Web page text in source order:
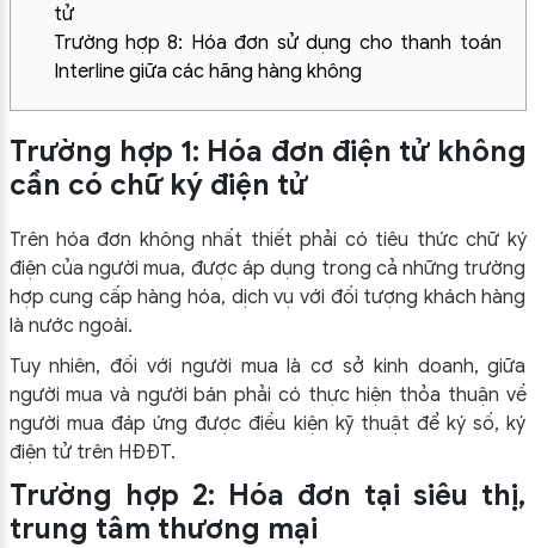
tử
Trường hợp 8: Hóa đơn sử dụng cho thanh toán
Interline giữa các hãng hàng không
Trường hợp 1: Hóa đơn điện tử không
cần có chữ ký điện tử
Trên hóa đơn không nhất thiết phải có tiêu thức chữ ký
điện của người mua, được áp dụng trong cả những trường
hợp cung cấp hàng hóa, dịch vụ với đối tượng khách hàng
là nước ngoài.
Tuy nhiên, đối với người mua là cơ sở kinh doanh, giữa
người mua và người bán phải có thực hiện thỏa thuận về
người mua đáp ứng được điều kiện kỹ thuật để ký số, ký
điện tử trên HĐĐT.
Trường hợp 2: Hóa đơn tại siêu thị,
trung tâm thương mại